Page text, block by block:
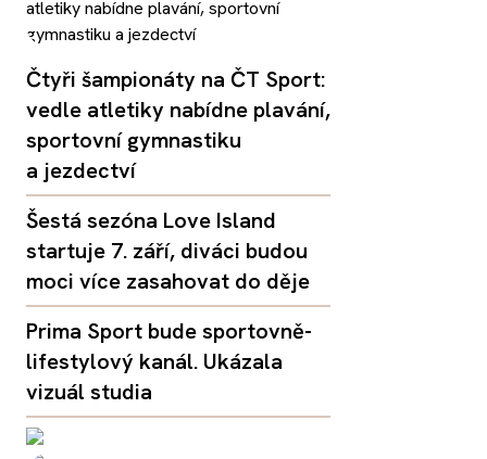
Čtyři šampionáty na ČT Sport:
vedle atletiky nabídne plavání,
sportovní gymnastiku
a jezdectví
Šestá sezóna Love Island
startuje 7. září, diváci budou
moci více zasahovat do děje
Prima Sport bude sportovně-
lifestylový kanál. Ukázala
vizuál studia